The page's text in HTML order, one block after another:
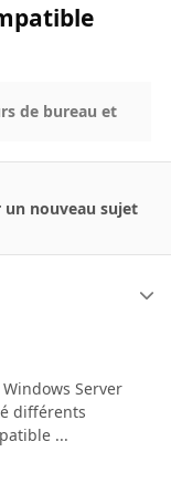
de bureau et
un nouveau sujet
Server
différents
...